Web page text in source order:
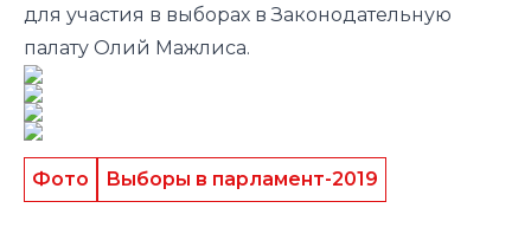
для участия в выборах в Законодательную
палату Олий Мажлиса.
Фото Выборы в парламент-2019